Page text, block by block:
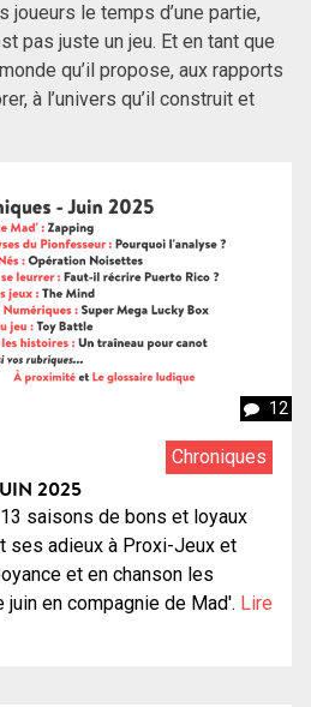
joueurs le temps d’une partie,
pas juste un jeu. Et en tant que
qu’il propose, aux rapports
à l’univers qu’il construit et
12
Chroniques
2025
saisons de bons et loyaux
ses adieux à Proxi-Jeux et
et en chanson les
en compagnie de Mad'. Lire